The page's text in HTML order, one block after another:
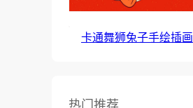
卡通舞狮兔子手绘插画
热门推荐